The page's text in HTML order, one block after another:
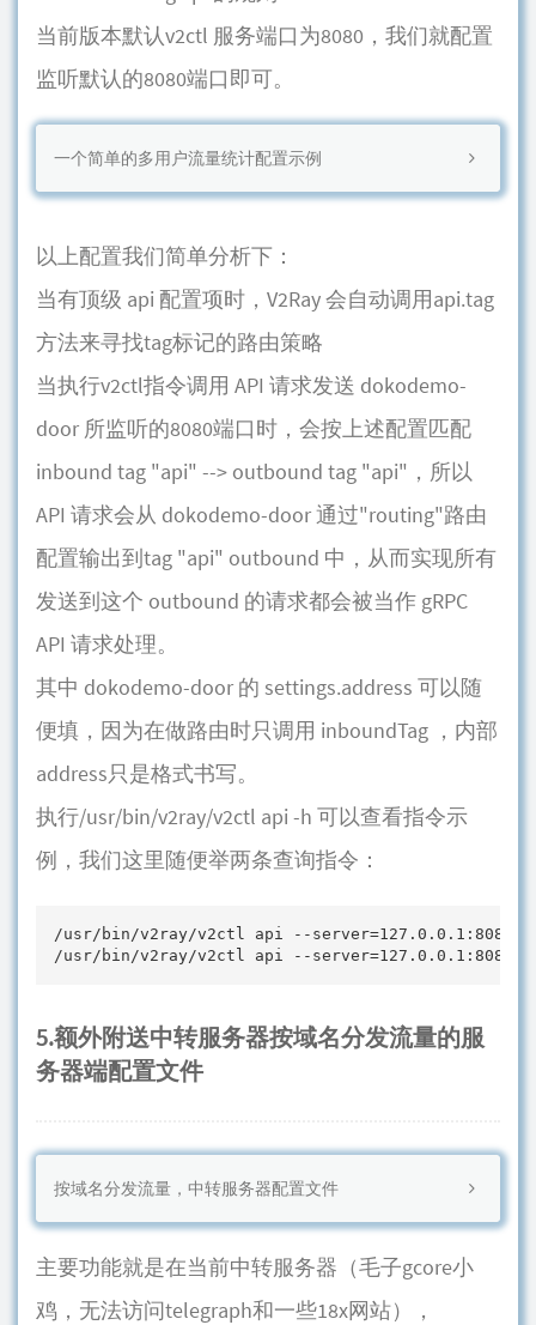
当前版本默认v2ctl 服务端口为8080，我们就配置
监听默认的8080端口即可。
一个简单的多用户流量统计配置示例
以上配置我们简单分析下：
当有顶级 api 配置项时，V2Ray 会自动调用api.tag
方法来寻找tag标记的路由策略
当执行v2ctl指令调用 API 请求发送 dokodemo-
door 所监听的8080端口时，会按上述配置匹配
inbound tag "api" --> outbound tag "api"，所以
API 请求会从 dokodemo-door 通过"routing"路由
配置输出到tag "api" outbound 中，从而实现所有
发送到这个 outbound 的请求都会被当作 gRPC
API 请求处理。
其中 dokodemo-door 的 settings.address 可以随
便填，因为在做路由时只调用 inboundTag ，内部
address只是格式书写。
执行/usr/bin/v2ray/v2ctl api -h 可以查看指令示
例，我们这里随便举两条查询指令：
/usr/bin/v2ray/v2ctl api --server=127.0.0.1:8080
/usr/bin/v2ray/v2ctl api --server=127.0.0.1:8080
5.额外附送中转服务器按域名分发流量的服
务器端配置文件
按域名分发流量，中转服务器配置文件
主要功能就是在当前中转服务器（毛子gcore小
鸡，无法访问telegraph和一些18x网站），